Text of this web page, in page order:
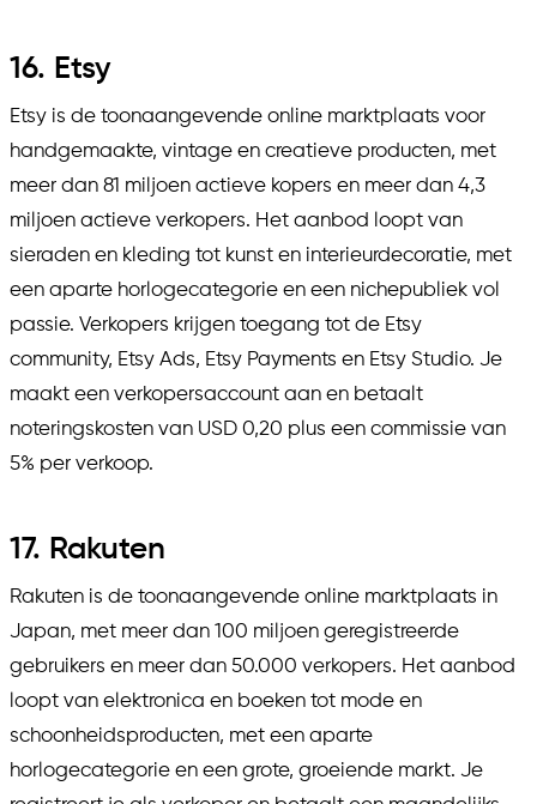
16. Etsy
Etsy is de toonaangevende online marktplaats voor
handgemaakte, vintage en creatieve producten, met
meer dan 81 miljoen actieve kopers en meer dan 4,3
miljoen actieve verkopers. Het aanbod loopt van
sieraden en kleding tot kunst en interieurdecoratie, met
een aparte horlogecategorie en een nichepubliek vol
passie. Verkopers krijgen toegang tot de Etsy
community, Etsy Ads, Etsy Payments en Etsy Studio. Je
maakt een verkopersaccount aan en betaalt
noteringskosten van USD 0,20 plus een commissie van
5% per verkoop.
17. Rakuten
Rakuten is de toonaangevende online marktplaats in
Japan, met meer dan 100 miljoen geregistreerde
gebruikers en meer dan 50.000 verkopers. Het aanbod
loopt van elektronica en boeken tot mode en
schoonheidsproducten, met een aparte
horlogecategorie en een grote, groeiende markt. Je